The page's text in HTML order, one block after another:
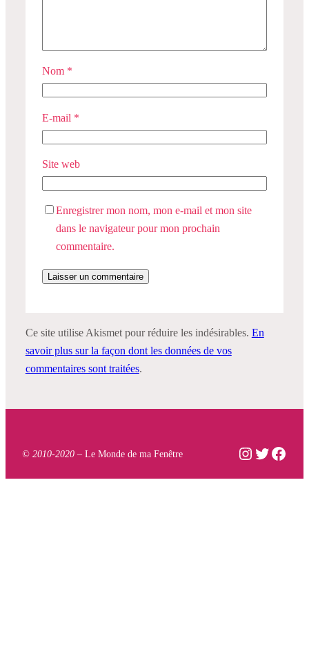
Nom *
E-mail *
Site web
Enregistrer mon nom, mon e-mail et mon site
dans le navigateur pour mon prochain
commentaire.
Ce site utilise Akismet pour réduire les indésirables. En
savoir plus sur la façon dont les données de vos
commentaires sont traitées.
© 2010-2020 – Le Monde de ma Fenêtre Instagram
Twitter